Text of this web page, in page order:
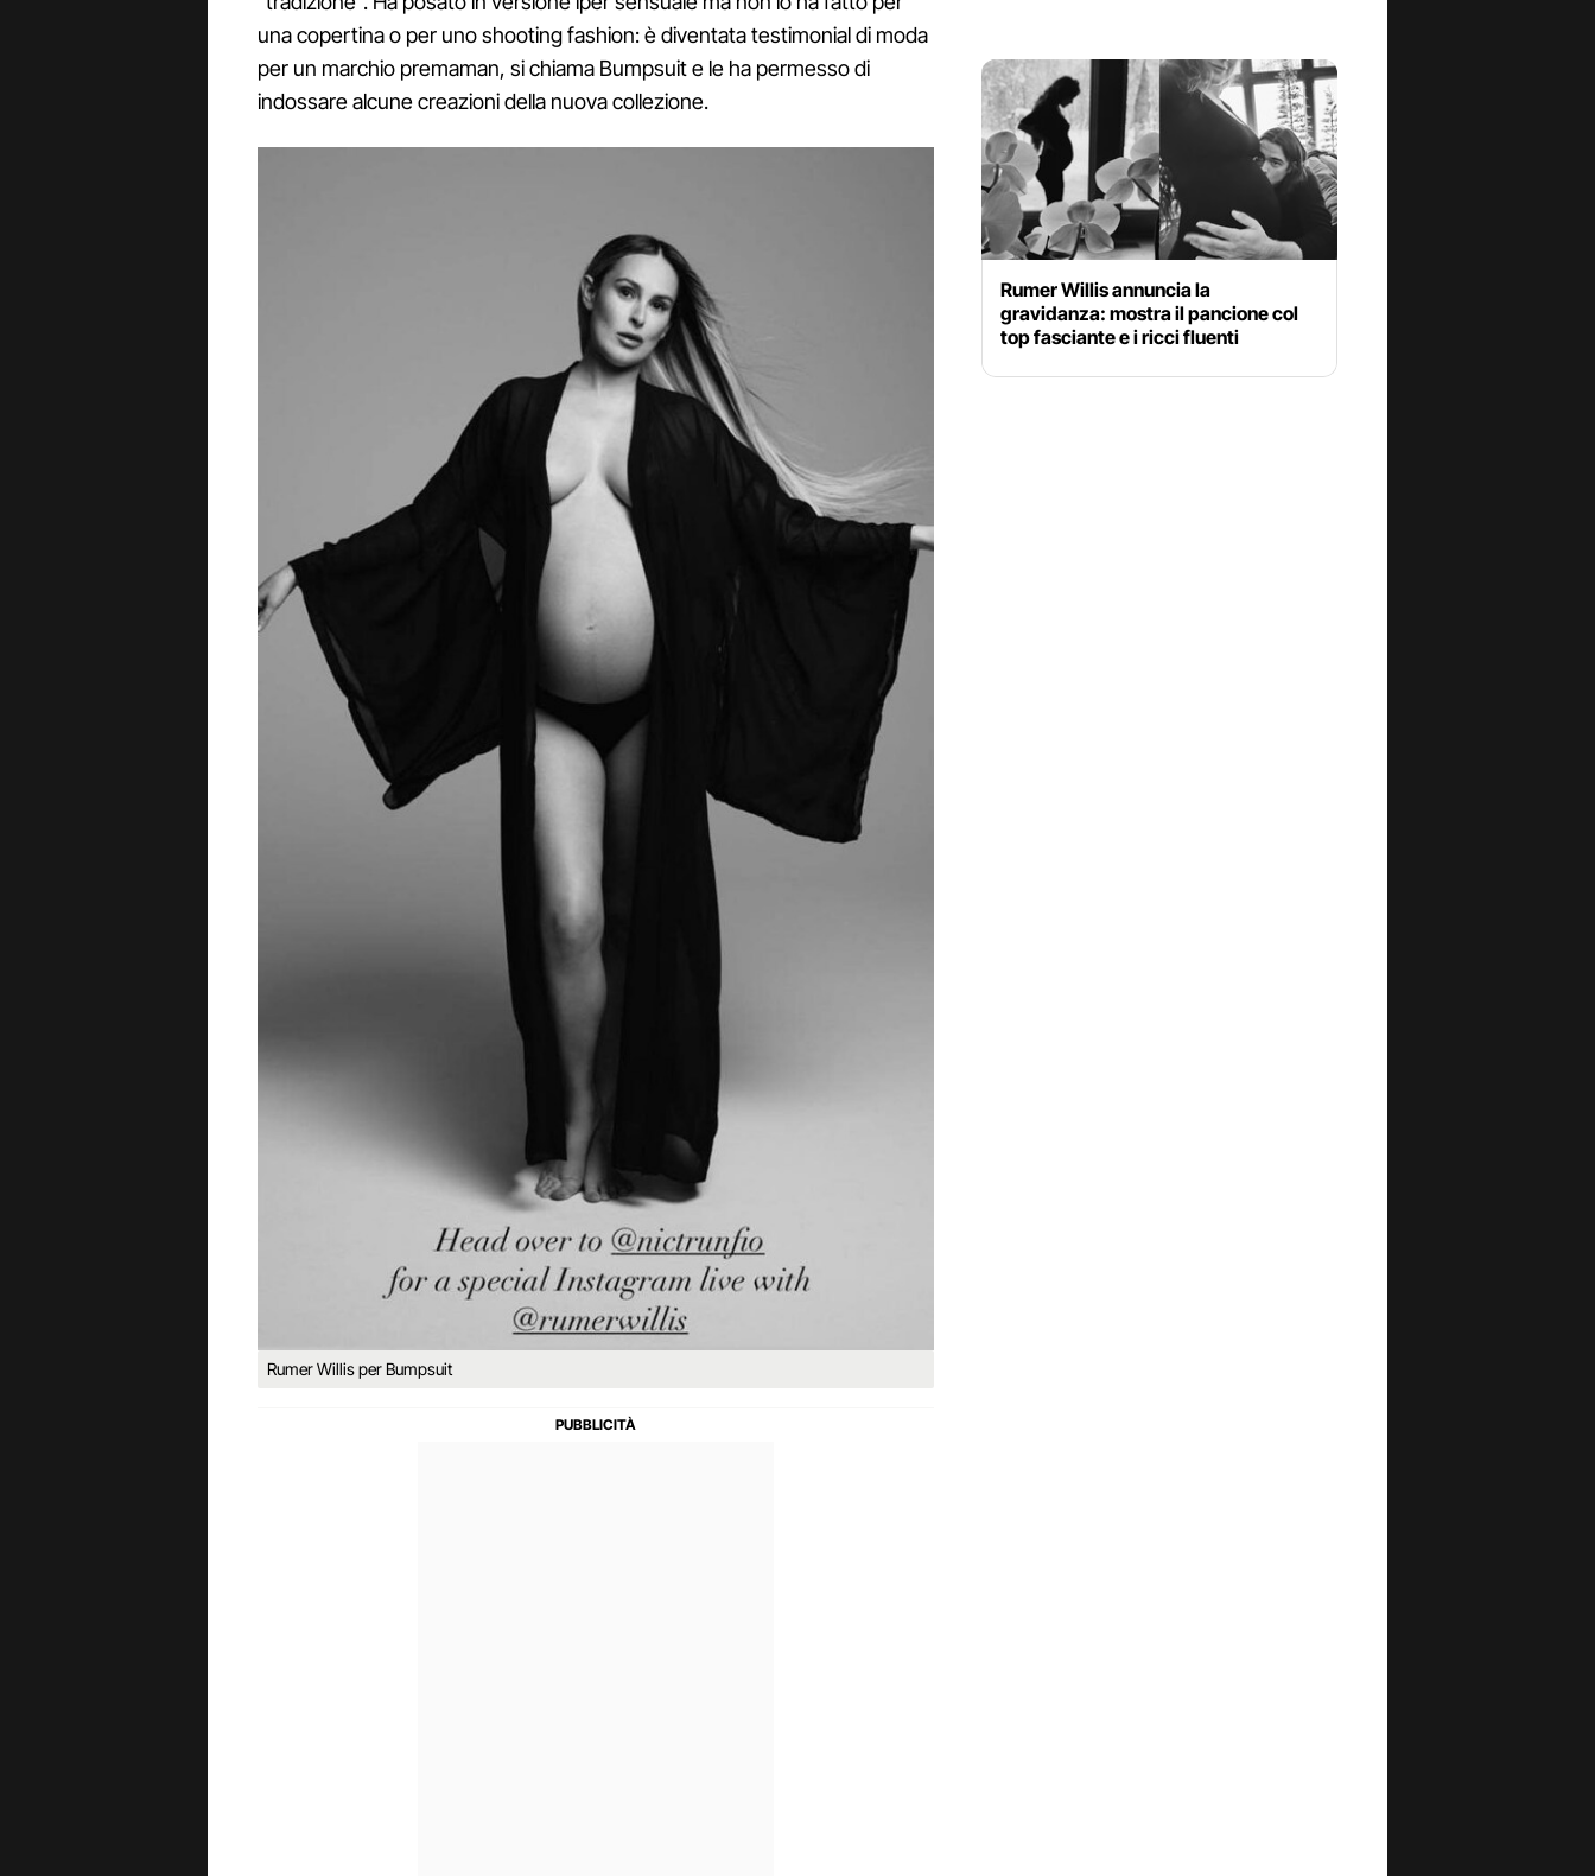
una copertina o per uno shooting fashion: è diventata testimonial di moda
per un marchio premaman, si chiama Bumpsuit e le ha permesso di
indossare alcune creazioni della nuova collezione.
Rumer Willis per Bumpsuit
Rumer Willis annuncia la
gravidanza: mostra il pancione col
top fasciante e i ricci fluenti